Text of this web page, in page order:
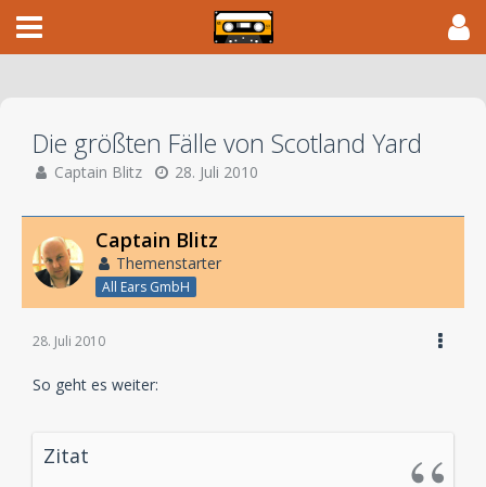
Die größten Fälle von Scotland Yard
Captain Blitz 28. Juli 2010
Captain Blitz
Themenstarter
All Ears GmbH
28. Juli 2010
So geht es weiter:
Zitat